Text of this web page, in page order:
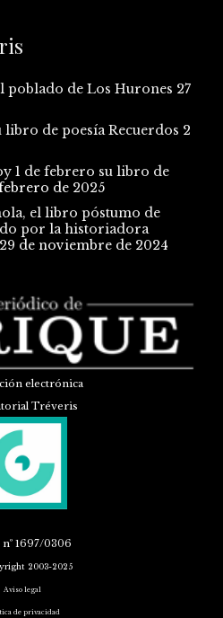
poblado de Los Hurones 27
de poesía Recuerdos 2
1 de febrero su libro de
de 2025
el libro póstumo de
por la historiadora
29 de noviembre de 2024
electrónica
Tréveris
nº 1697/0306
2003-2025
Aviso legal
de privacidad